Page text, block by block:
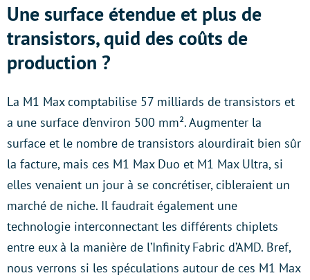
Une surface étendue et plus de
transistors, quid des coûts de
production ?
La M1 Max comptabilise 57 milliards de transistors et
a une surface d’environ 500 mm². Augmenter la
surface et le nombre de transistors alourdirait bien sûr
la facture, mais ces M1 Max Duo et M1 Max Ultra, si
elles venaient un jour à se concrétiser, cibleraient un
marché de niche. Il faudrait également une
technologie interconnectant les différents chiplets
entre eux à la manière de l’Infinity Fabric d’AMD. Bref,
nous verrons si les spéculations autour de ces M1 Max